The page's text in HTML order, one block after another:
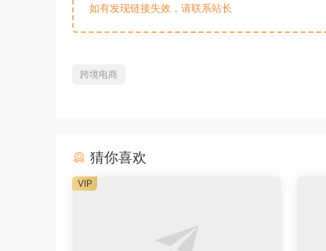
如有发现链接失效，请联系站长
跨境电商
猜你喜欢
VIP